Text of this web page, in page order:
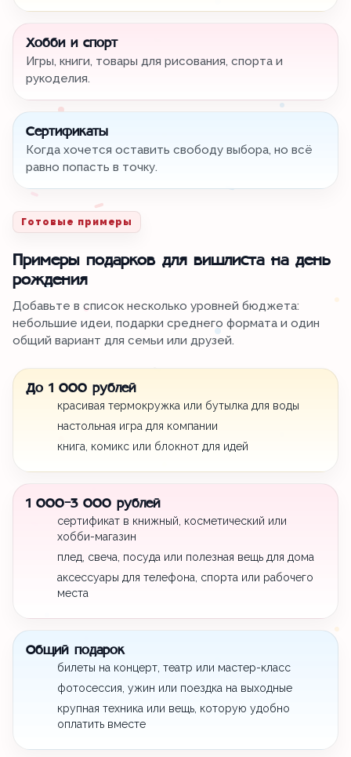
Хобби и спорт
Игры, книги, товары для рисования, спорта и
рукоделия.
Сертификаты
Когда хочется оставить свободу выбора, но всё
равно попасть в точку.
Готовые примеры
Примеры подарков для вишлиста на день
рождения
Добавьте в список несколько уровней бюджета:
небольшие идеи, подарки среднего формата и один
общий вариант для семьи или друзей.
До 1 000 рублей
красивая термокружка или бутылка для воды
настольная игра для компании
книга, комикс или блокнот для идей
1 000-3 000 рублей
сертификат в книжный, косметический или
хобби-магазин
плед, свеча, посуда или полезная вещь для дома
аксессуары для телефона, спорта или рабочего
места
Общий подарок
билеты на концерт, театр или мастер-класс
фотосессия, ужин или поездка на выходные
крупная техника или вещь, которую удобно
оплатить вместе